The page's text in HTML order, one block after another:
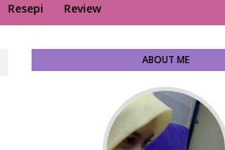
Resepi Review
ABOUT ME